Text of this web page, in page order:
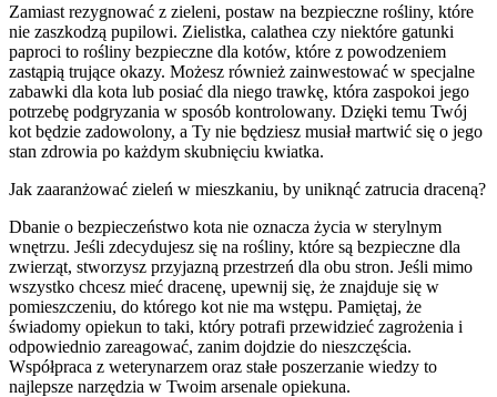
Zamiast rezygnować z zieleni, postaw na bezpieczne rośliny, które
nie zaszkodzą pupilowi. Zielistka, calathea czy niektóre gatunki
paproci to rośliny bezpieczne dla kotów, które z powodzeniem
zastąpią trujące okazy. Możesz również zainwestować w specjalne
zabawki dla kota lub posiać dla niego trawkę, która zaspokoi jego
potrzebę podgryzania w sposób kontrolowany. Dzięki temu Twój
kot będzie zadowolony, a Ty nie będziesz musiał martwić się o jego
stan zdrowia po każdym skubnięciu kwiatka.
Jak zaaranżować zieleń w mieszkaniu, by uniknąć zatrucia draceną?
Dbanie o bezpieczeństwo kota nie oznacza życia w sterylnym
wnętrzu. Jeśli zdecydujesz się na rośliny, które są bezpieczne dla
zwierząt, stworzysz przyjazną przestrzeń dla obu stron. Jeśli mimo
wszystko chcesz mieć dracenę, upewnij się, że znajduje się w
pomieszczeniu, do którego kot nie ma wstępu. Pamiętaj, że
świadomy opiekun to taki, który potrafi przewidzieć zagrożenia i
odpowiednio zareagować, zanim dojdzie do nieszczęścia.
Współpraca z weterynarzem oraz stałe poszerzanie wiedzy to
najlepsze narzędzia w Twoim arsenale opiekuna.